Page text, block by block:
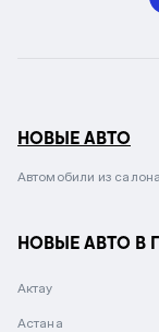
НОВЫЕ АВТО
Автомобили из
НОВЫЕ АВТО В
Актау
Астана